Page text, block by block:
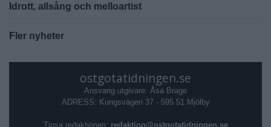
Idrott, allsång och melloartist
Fler nyheter
ostgotatidningen.se
Ansvarig utgivare: Åsa Brage
ADRESS: Kungsvägen 37 - 595 51 Mjölby
Tipsa redaktionen: redaktion@ostgotatidningen.se